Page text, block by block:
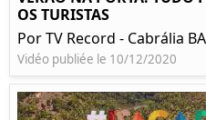
OS TURISTAS
Por TV Record - Cabrália BA
Vidéo publiée le 10/12/2020